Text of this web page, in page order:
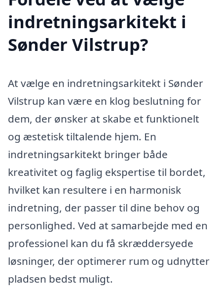
indretningsarkitekt i
Sønder Vilstrup?
At vælge en indretningsarkitekt i Sønder
Vilstrup kan være en klog beslutning for
dem, der ønsker at skabe et funktionelt
og æstetisk tiltalende hjem. En
indretningsarkitekt bringer både
kreativitet og faglig ekspertise til bordet,
hvilket kan resultere i en harmonisk
indretning, der passer til dine behov og
personlighed. Ved at samarbejde med en
professionel kan du få skræddersyede
løsninger, der optimerer rum og udnytter
pladsen bedst muligt.